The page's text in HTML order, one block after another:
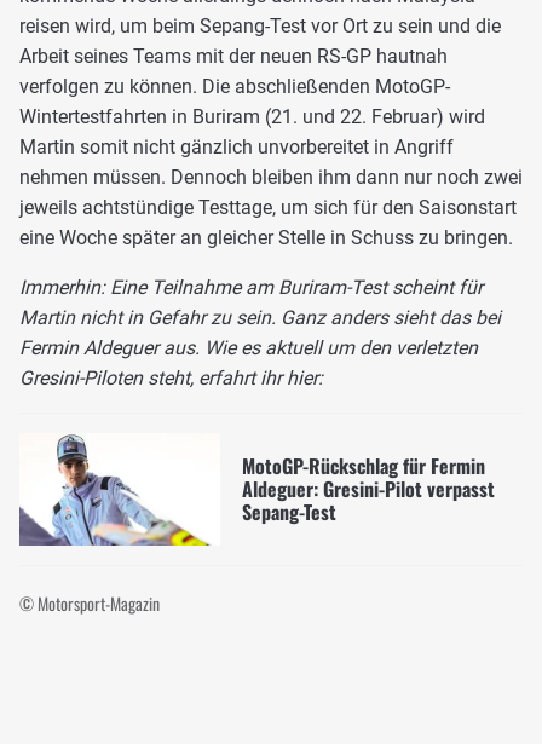
reisen wird, um beim Sepang-Test vor Ort zu sein und die
Arbeit seines Teams mit der neuen RS-GP hautnah
verfolgen zu können. Die abschließenden MotoGP-
Wintertestfahrten in Buriram (21. und 22. Februar) wird
Martin somit nicht gänzlich unvorbereitet in Angriff
nehmen müssen. Dennoch bleiben ihm dann nur noch zwei
jeweils achtstündige Testtage, um sich für den Saisonstart
eine Woche später an gleicher Stelle in Schuss zu bringen.
Immerhin: Eine Teilnahme am Buriram-Test scheint für
Martin nicht in Gefahr zu sein. Ganz anders sieht das bei
Fermin Aldeguer aus. Wie es aktuell um den verletzten
Gresini-Piloten steht, erfahrt ihr hier:
MotoGP-Rückschlag für Fermin
Aldeguer: Gresini-Pilot verpasst
Sepang-Test
© Motorsport-Magazin